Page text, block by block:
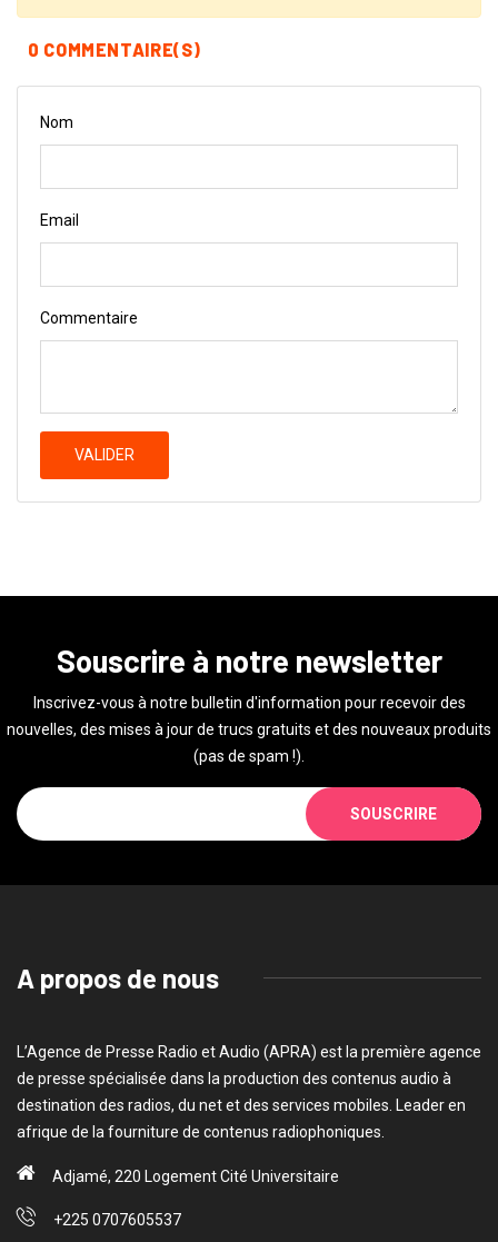
0 COMMENTAIRE(S)
Nom
Email
Commentaire
VALIDER
Souscrire à notre newsletter
Inscrivez-vous à notre bulletin d'information pour recevoir des
nouvelles, des mises à jour de trucs gratuits et des nouveaux produits
(pas de spam !).
SOUSCRIRE
A propos de nous
L’Agence de Presse Radio et Audio (APRA) est la première agence
de presse spécialisée dans la production des contenus audio à
destination des radios, du net et des services mobiles. Leader en
afrique de la fourniture de contenus radiophoniques.
Adjamé, 220 Logement Cité Universitaire
+225 0707605537